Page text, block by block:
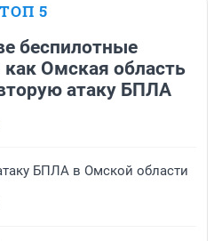
ТОП 5
беспилотные
как Омская область
атаку БПЛА
БПЛА в Омской области